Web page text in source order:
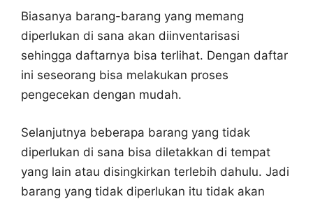
Biasanya barang-barang yang memang
diperlukan di sana akan diinventarisasi
sehingga daftarnya bisa terlihat. Dengan daftar
ini seseorang bisa melakukan proses
pengecekan dengan mudah.
Selanjutnya beberapa barang yang tidak
diperlukan di sana bisa diletakkan di tempat
yang lain atau disingkirkan terlebih dahulu. Jadi
barang yang tidak diperlukan itu tidak akan